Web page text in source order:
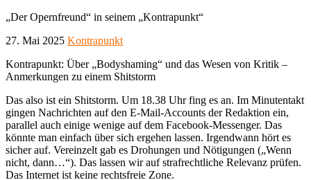
„Der Opernfreund“ in seinem „Kontrapunkt“
27. Mai 2025 Kontrapunkt
Kontrapunkt: Über „Bodyshaming“ und das Wesen von Kritik –
Anmerkungen zu einem Shitstorm
Das also ist ein Shitstorm. Um 18.38 Uhr fing es an. Im Minutentakt
gingen Nachrichten auf den E-Mail-Accounts der Redaktion ein,
parallel auch einige wenige auf dem Facebook-Messenger. Das
könnte man einfach über sich ergehen lassen. Irgendwann hört es
sicher auf. Vereinzelt gab es Drohungen und Nötigungen („Wenn
nicht, dann…“). Das lassen wir auf strafrechtliche Relevanz prüfen.
Das Internet ist keine rechtsfreie Zone.